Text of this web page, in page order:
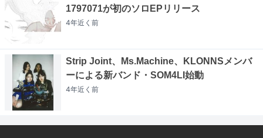
1797071が初のソロEPリリース
4年近く 前
Strip Joint、Ms.Machine、KLONNSメンバ
ーによる新バンド・SOM4LI始動
4年近く 前